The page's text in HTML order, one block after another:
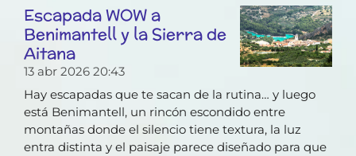
Escapada WOW a
Benimantell y la Sierra de
Aitana
13 abr 2026 20:43
Hay escapadas que te sacan de la rutina… y luego
está Benimantell, un rincón escondido entre
montañas donde el silencio tiene textura, la luz
entra distinta y el paisaje parece diseñado para que